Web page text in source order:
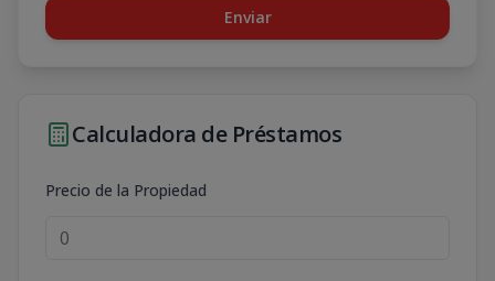
Enviar
Calculadora de Préstamos
Precio de la Propiedad